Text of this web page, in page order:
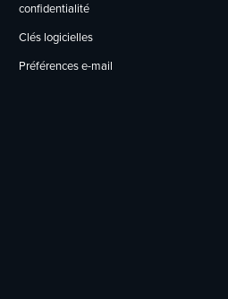
confidentialité
Clés logicielles
Préférences e-mail